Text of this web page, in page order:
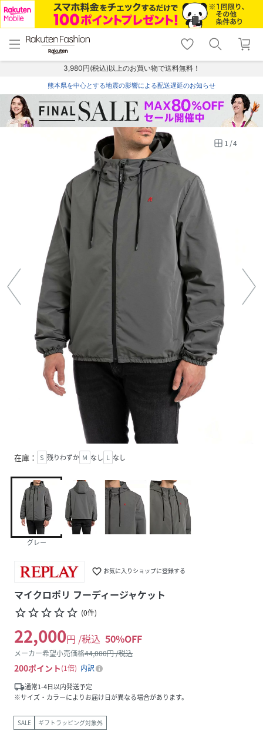
menu home
トップ
shopping_cart lock_outline
ログイン
3,980円(税込)以上のお買い物で送料無料！
熊本県を中心とする地震の影響による配送遅延のお知らせ
1 /4
在庫： S 残りわずか M なし L なし
グレー
favorite_border お気に入りショップに登録する
マイクロポリ フーディージャケット
star_borderstar_borderstar_borderstar_borderstar_border (0件)
22,000円 /税込 50%OFF
メーカー希望小売価格44,000円 /税込
200ポイント 1倍
内訳
local_shipping通常1-4日以内発送予定
※サイズ・カラーによりお届け日が異なる場合があります。
SALE ギフトラッピング対象外